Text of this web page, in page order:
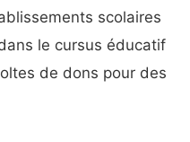
scolaires
le cursus éducatif
de dons pour des